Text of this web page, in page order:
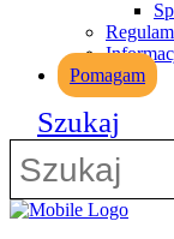
Pomagam
Szukaj